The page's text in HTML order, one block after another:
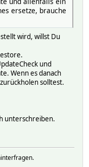
ersetze, brauche
wird, willst Du
und
Wenn es danach
solltest.
unterschreiben.